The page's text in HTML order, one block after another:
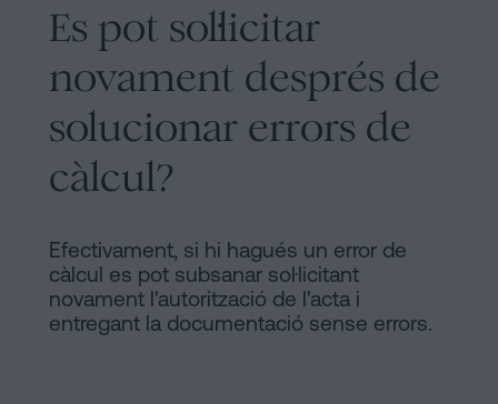
Es pot sol·licitar
novament després de
solucionar errors de
càlcul?
Efectivament, si hi hagués un error de
càlcul es pot subsanar sol·licitant
novament l'autorització de l'acta i
entregant la documentació sense errors.